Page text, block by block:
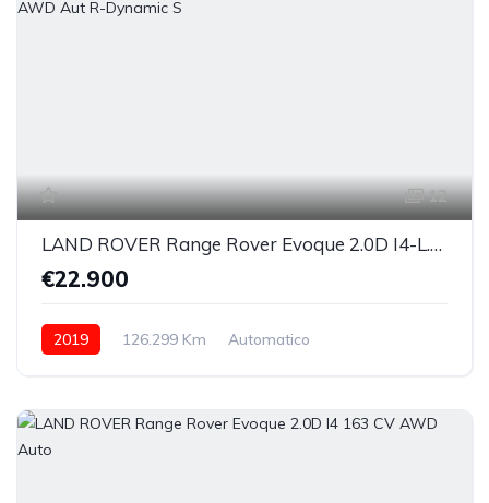
12
LAND ROVER Range Rover Evoque 2.0D I4-L.Flw 150CV AWD Aut R-Dynamic S
€22.900
2019 126.299 Km
Automatico